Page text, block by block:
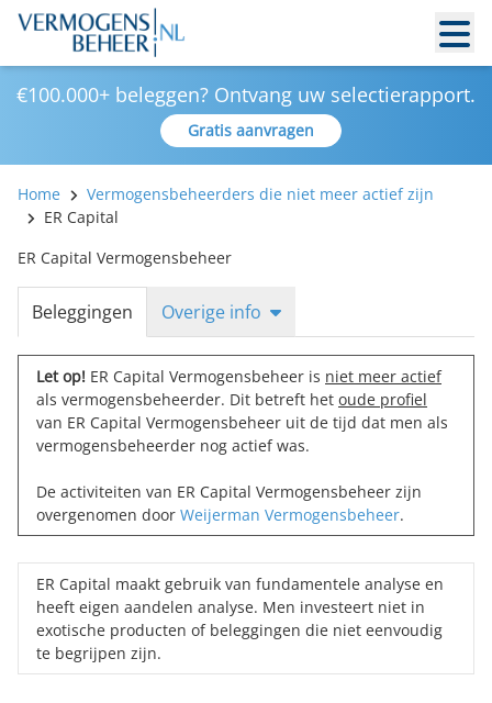
€100.000+ beleggen? Ontvang uw selectierapport.
Gratis aanvragen
Home
Vermogensbeheerders die niet meer actief zijn
ER Capital
ER Capital Vermogensbeheer
Beleggingen Overige info
Let op! ER Capital Vermogensbeheer is niet meer actief
als vermogensbeheerder. Dit betreft het oude profiel
van ER Capital Vermogensbeheer uit de tijd dat men als
vermogensbeheerder nog actief was.
De activiteiten van ER Capital Vermogensbeheer zijn
overgenomen door Weijerman Vermogensbeheer.
ER Capital maakt gebruik van fundamentele analyse en
heeft eigen aandelen analyse. Men investeert niet in
exotische producten of beleggingen die niet eenvoudig
te begrijpen zijn.